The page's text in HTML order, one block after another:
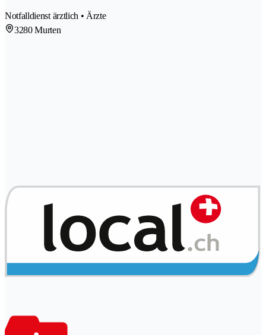
Notfalldienst ärztlich • Ärzte
3280 Murten